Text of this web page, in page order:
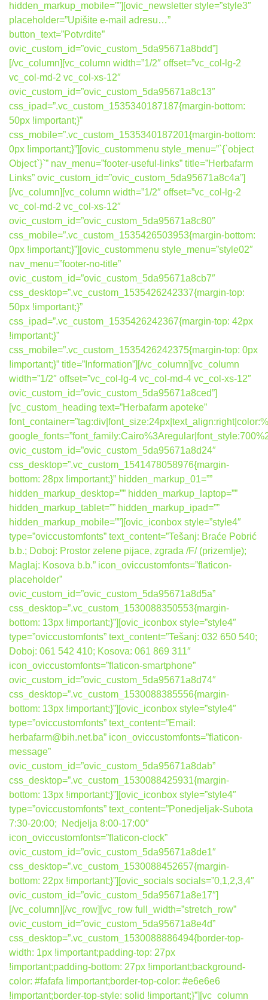
hidden_markup_mobile=””][ovic_newsletter style=”style3″
placeholder=”Upišite e-mail adresu…”
button_text=”Potvrdite”
ovic_custom_id=”ovic_custom_5da95671a8bdd”]
[/vc_column][vc_column width=”1/2″ offset=”vc_col-lg-2
vc_col-md-2 vc_col-xs-12″
ovic_custom_id=”ovic_custom_5da95671a8c13″
css_ipad=”.vc_custom_1535340187187{margin-bottom:
50px !important;}”
css_mobile=”.vc_custom_1535340187201{margin-bottom:
0px !important;}”][ovic_custommenu style_menu=”`{`object
Object`}`” nav_menu=”footer-useful-links” title=”Herbafarm
Links” ovic_custom_id=”ovic_custom_5da95671a8c4a”]
[/vc_column][vc_column width=”1/2″ offset=”vc_col-lg-2
vc_col-md-2 vc_col-xs-12″
ovic_custom_id=”ovic_custom_5da95671a8c80″
css_mobile=”.vc_custom_1535426503953{margin-bottom:
0px !important;}”][ovic_custommenu style_menu=”style02″
nav_menu=”footer-no-title”
ovic_custom_id=”ovic_custom_5da95671a8cb7″
css_desktop=”.vc_custom_1535426242337{margin-top:
50px !important;}”
css_ipad=”.vc_custom_1535426242367{margin-top: 42px
!important;}”
css_mobile=”.vc_custom_1535426242375{margin-top: 0px
!important;}” title=”Information”][/vc_column][vc_column
width=”1/2″ offset=”vc_col-lg-4 vc_col-md-4 vc_col-xs-12″
ovic_custom_id=”ovic_custom_5da95671a8ced”]
[vc_custom_heading text=”Herbafarm apoteke”
ovic_custom_id=”ovic_custom_5da95671a8d24″
css_desktop=”.vc_custom_1541478058976{margin-
bottom: 28px !important;}” hidden_markup_01=””
hidden_markup_desktop=”” hidden_markup_laptop=””
hidden_markup_tablet=”” hidden_markup_ipad=””
hidden_markup_mobile=””][ovic_iconbox style=”style4″
type=”oviccustomfonts” text_content=”Tešanj: Braće Pobrić
b.b.; Doboj: Prostor zelene pijace, zgrada /F/ (prizemlje);
Maglaj: Kosova b.b.” icon_oviccustomfonts=”flaticon-
placeholder”
ovic_custom_id=”ovic_custom_5da95671a8d5a”
css_desktop=”.vc_custom_1530088350553{margin-
bottom: 13px !important;}”][ovic_iconbox style=”style4″
type=”oviccustomfonts” text_content=”Tešanj: 032 650 540;
Doboj: 061 542 410; Kosova: 061 869 311″
icon_oviccustomfonts=”flaticon-smartphone”
ovic_custom_id=”ovic_custom_5da95671a8d74″
css_desktop=”.vc_custom_1530088385556{margin-
bottom: 13px !important;}”][ovic_iconbox style=”style4″
type=”oviccustomfonts” text_content=”Email:
herbafarm@bih.net.ba” icon_oviccustomfonts=”flaticon-
message”
ovic_custom_id=”ovic_custom_5da95671a8dab”
css_desktop=”.vc_custom_1530088425931{margin-
bottom: 13px !important;}”][ovic_iconbox style=”style4″
type=”oviccustomfonts” text_content=”Ponedjeljak-Subota
7:30-20:00; Nedjelja 8:00-17:00″
icon_oviccustomfonts=”flaticon-clock”
ovic_custom_id=”ovic_custom_5da95671a8de1″
css_desktop=”.vc_custom_1530088452657{margin-
bottom: 22px !important;}”][ovic_socials socials=”0,1,2,3,4″
ovic_custom_id=”ovic_custom_5da95671a8e17″]
[/vc_column][/vc_row][vc_row full_width=”stretch_row”
ovic_custom_id=”ovic_custom_5da95671a8e4d”
css_desktop=”.vc_custom_1530088886494{border-top-
width: 1px !important;padding-top: 27px
!important;padding-bottom: 27px !important;background-
color: #fafafa !important;border-top-color: #e6e6e6
!important;border-top-style: solid !important;}”][vc_column